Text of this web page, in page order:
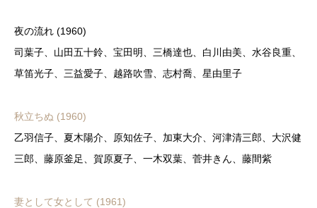
夜の流れ (1960)
司葉子、山田五十鈴、宝田明、三橋達也、白川由美、水谷良重、
草笛光子、三益愛子、越路吹雪、志村喬、星由里子
秋立ちぬ (1960)
乙羽信子、夏木陽介、原知佐子、加東大介、河津清三郎、大沢健
三郎、藤原釜足、賀原夏子、一木双葉、菅井きん、藤間紫
妻として女として (1961)